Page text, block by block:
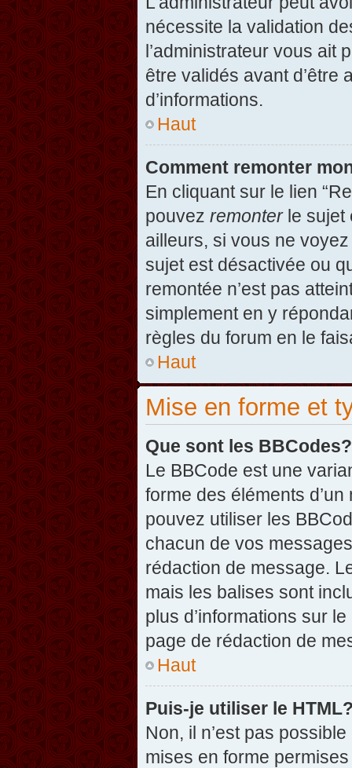
nécessite la validation
l’administrateur vous ait
être validés avant d’être
d’informations.
Haut
Comment remonter
En cliquant sur le lien
pouvez remonterle sujet
ailleurs, si vous ne
sujet est désactivée ou
remontée n’est pas
simplement en y
règles du forum en le
Haut
Mise en forme et
Que sont les BBCodes?
Le BBCode est une
forme des éléments
pouvez utiliser les
chacun de vos
rédaction de message.
mais les balises sont
plus d’informations sur
page de rédaction de
Haut
Puis-je utiliser le
Non, il n’est pas
mises en forme